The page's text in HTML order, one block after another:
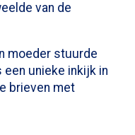
van de
moeder stuurde
unieke inkijk in
brieven met